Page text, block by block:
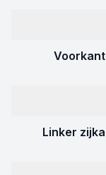
Voorkant
Linker